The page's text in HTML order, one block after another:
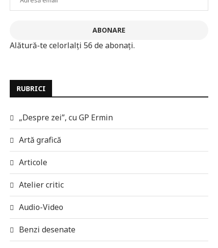
ABONARE
Alătură-te celorlalți 56 de abonați.
RUBRICI
„Despre zei”, cu GP Ermin
Artă grafică
Articole
Atelier critic
Audio-Video
Benzi desenate